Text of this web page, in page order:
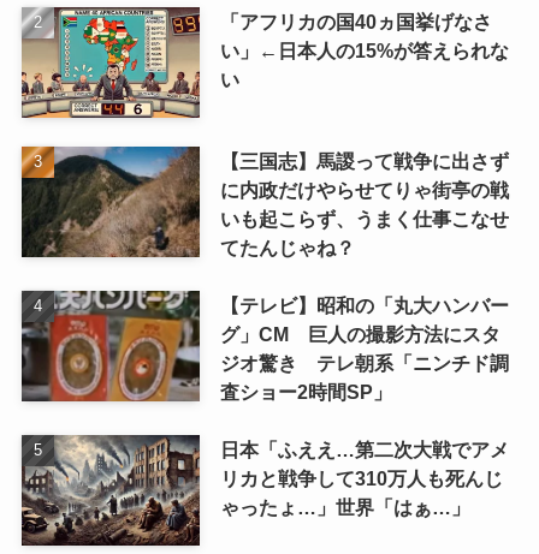
「アフリカの国40ヵ国挙げなさ
い」←日本人の15%が答えられな
い
【三国志】馬謖って戦争に出さず
に内政だけやらせてりゃ街亭の戦
いも起こらず、うまく仕事こなせ
てたんじゃね？
【テレビ】昭和の「丸大ハンバー
グ」CM 巨人の撮影方法にスタ
ジオ驚き テレ朝系「ニンチド調
査ショー2時間SP」
日本「ふええ…第二次大戦でアメ
リカと戦争して310万人も死んじ
ゃったょ…」世界「はぁ…」